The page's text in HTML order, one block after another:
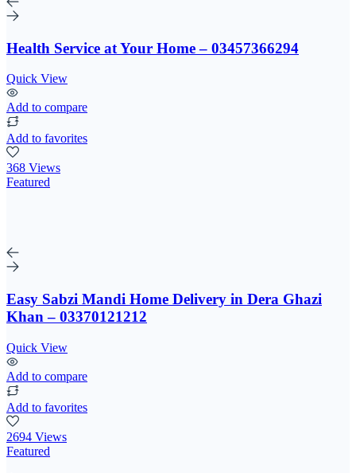
Health Service at Your Home – 03457366294
Quick View
Add to compare
Add to favorites
368 Views
Featured
Easy Sabzi Mandi Home Delivery in Dera Ghazi
Khan – 03370121212
Quick View
Add to compare
Add to favorites
2694 Views
Featured